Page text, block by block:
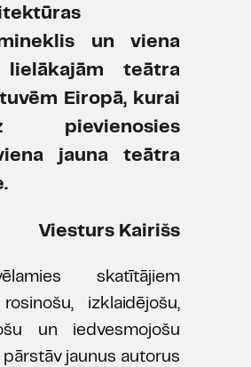
un viena
teātra
Eiropā, kurai
pievienosies
jauna teātra
Viesturs Kairišs
skatītājiem
izklaidējošu,
un iedvesmojošu
pārstāv jaunus autorus